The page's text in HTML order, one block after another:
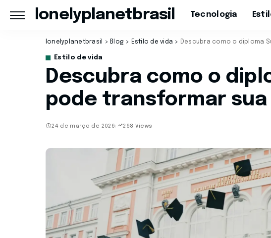
lonelyplanetbrasil Tecnologia
lonelyplanetbrasil > Blog > Estilo de vida > Descubra como o diploma
Estilo de vida
Descubra como o
pode transformar
24 de março de 2026 268 Views